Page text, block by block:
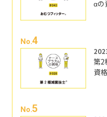
αの
No.4
第2
資
No.5